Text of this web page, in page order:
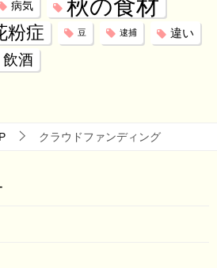
病気 秋の食材
粉症 豆 逮捕 違い
飲酒
クラウドファンディング